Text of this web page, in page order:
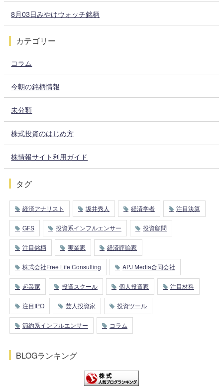
8月03日みやけウォッチ銘柄
カテゴリー
コラム
今朝の銘柄情報
未分類
株式投資のはじめ方
株情報サイト利用ガイド
タグ
経済アナリスト 坂井秀人 経済学者 注目決算
GFS 投資系インフルエンサー 投資顧問
注目銘柄 実業家 経済評論家
株式会社Free Life Consulting APJ Media合同会社
起業家 投資スクール 個人投資家 注目材料
注目IPO 芸人投資家 投資ツール
節約系インフルエンサー コラム
BLOGランキング